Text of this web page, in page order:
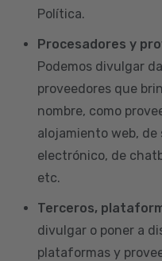
Política.
Procesadores y
Podemos divulgar
proveedores que
nombre, como
alojamiento web, de
electrónico, de
etc.
Terceros,
divulgar o poner a
plataformas y